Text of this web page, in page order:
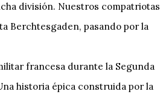
división. Nuestros compatriotas
Berchtesgaden, pasando por la
francesa durante la Segunda
historia épica construida por la